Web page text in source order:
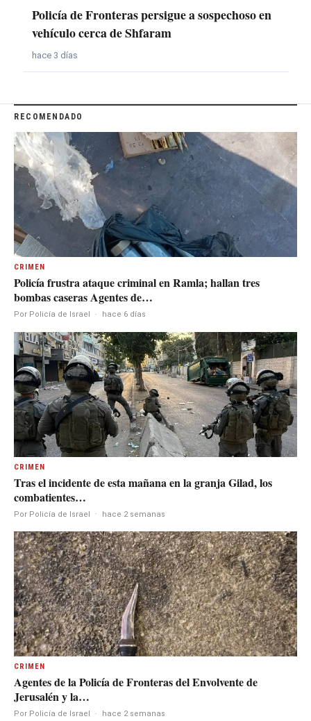
Policía de Fronteras persigue a sospechoso en
vehículo cerca de Shfaram
hace 3 días
RECOMENDADO
CRIMEN
Policía frustra ataque criminal en Ramla; hallan tres
bombas caseras Agentes de…
Por Policía de Israel · hace 6 días
CRIMEN
Tras el incidente de esta mañana en la granja Gilad, los
combatientes…
Por Policía de Israel · hace 2 semanas
CRIMEN
Agentes de la Policía de Fronteras del Envolvente de
Jerusalén y la…
Por Policía de Israel · hace 2 semanas